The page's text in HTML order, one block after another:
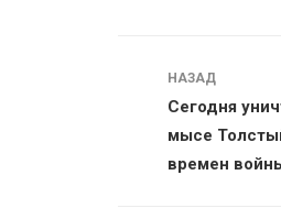
Навигация
НАЗАД
Сегодня
мысе
времен